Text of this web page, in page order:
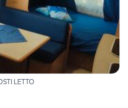
LETTO